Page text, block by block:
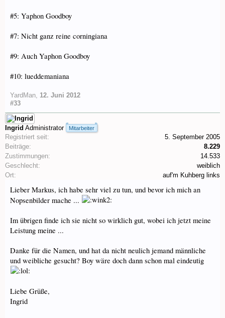
#5: Yaphon Goodboy
#7: Nicht ganz reine corningiana
#9: Auch Yaphon Goodboy
#10: lueddemaniana
YardMan, 12. Juni 2012
#33
Ingrid Administrator Mitarbeiter
Registriert seit:
5. September 2005
Beiträge:
8.229
Zustimmungen:
14.533
Geschlecht:
weiblich
Ort:
auf'm Kuhberg links
Lieber Markus, ich habe sehr viel zu tun, und bevor ich mich an
Nopsenbilder mache ...
Im übrigen finde ich sie nicht so wirklich gut, wobei ich jetzt meine
Leistung meine ...
Danke für die Namen, und hat da nicht neulich jemand männliche
und weibliche gesucht? Boy wäre doch dann schon mal eindeutig
Liebe Grüße,
Ingrid